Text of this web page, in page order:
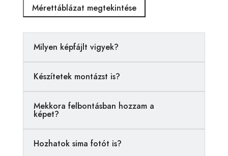
n
Mérettáblázat megtekintése
Milyen képfájlt vigyek?
Készítetek montázst is?
Mekkora felbontásban hozzam a
képet?
Hozhatok sima fotót is?